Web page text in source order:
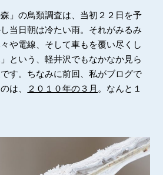
」の鳥類調査は、当初２２日を予
当日朝は冷たい雨。それがみるみ
や電線、そして車もを覆い尽くし
という、軽井沢でもなかなか見ら
す。ちなみに前回、私がブログで
は、
２０１０年の３月 。なんと１